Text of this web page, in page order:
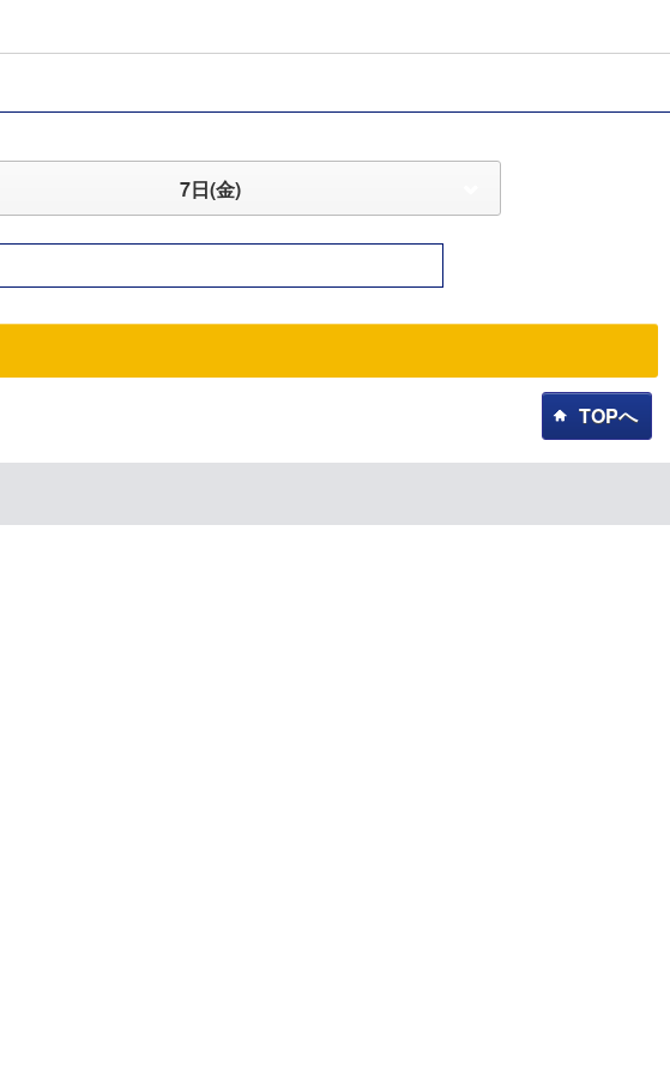
7日(金)
TOPへ